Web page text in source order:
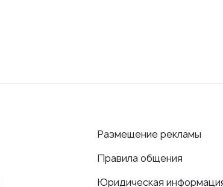
Размещение рекламы
Правила общения
Юридическая